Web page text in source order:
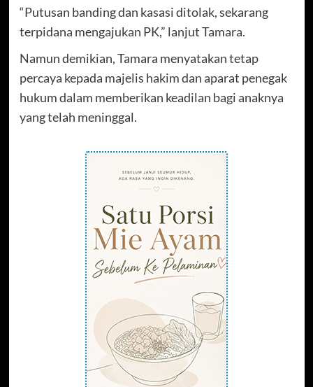
“Putusan banding dan kasasi ditolak, sekarang
terpidana mengajukan PK,” lanjut Tamara.
Namun demikian, Tamara menyatakan tetap
percaya kepada majelis hakim dan aparat penegak
hukum dalam memberikan keadilan bagi anaknya
yang telah meninggal.